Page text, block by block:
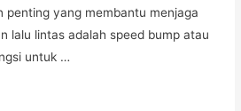
penting yang membantu menjaga
lalu lintas adalah speed bump atau
untuk …